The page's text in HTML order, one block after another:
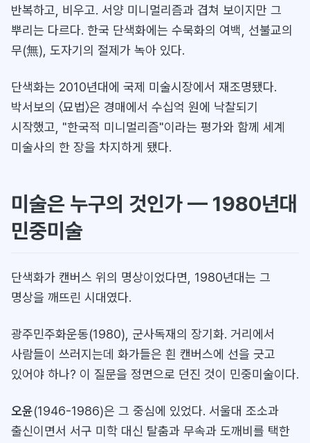
반복하고, 비우고. 서양 미니멀리즘과 겹쳐 보이지만 그
뿌리는 다르다. 한국 단색화에는 수묵화의 여백, 선불교의
무(無), 도자기의 절제가 녹아 있다.
단색화는 2010년대에 국제 미술시장에서 재조명됐다.
박서보의 〈묘법〉은 경매에서 수십억 원에 낙찰되기
시작했고, "한국적 미니멀리즘"이라는 평가와 함께 세계
미술사의 한 장을 차지하게 됐다.
미술은 누구의 것인가 — 1980년대
민중미술
단색화가 캔버스 위의 명상이었다면, 1980년대는 그
명상을 깨뜨린 시대였다.
광주민주화운동(1980), 군사독재의 장기화. 거리에서
사람들이 쓰러지는데 화가들은 흰 캔버스에 선을 긋고
있어야 하나? 이 질문을 정면으로 던진 것이 민중미술이다.
오윤(1946-1986)은 그 중심에 있었다. 서울대 조소과
출신이면서 서구 미학 대신 탈춤과 무속과 도깨비를 택한